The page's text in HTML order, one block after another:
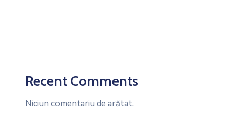
Recent Comments
Niciun comentariu de arătat.